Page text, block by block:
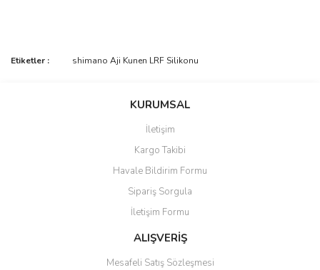
Yorum Yaz
Bu ürünün fiyat bilgisi, resim, ürün açıklamalarında ve diğer
Görüş ve önerileriniz için teşekkür ederiz.
Ürün resmi kalitesiz, bozuk veya görüntülenemiyor.
Ürün açıklamasında eksik bilgiler bulunuyor.
Ürün bilgilerinde hatalar bulunuyor.
Ürün fiyatı diğer sitelerden daha pahalı.
Bu ürüne benzer farklı alternatifler olmalı.
Etiketler : shimano Aji Kunen LRF Silikonu
KURUMSAL
İletişim
Kargo Takibi
Havale Bildirim Formu
Sipariş Sorgula
İletişim Formu
ALIŞVERİŞ
Mesafeli Satış Sözleşmesi